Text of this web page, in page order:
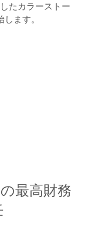
たカラーストー
ます。
最高財務